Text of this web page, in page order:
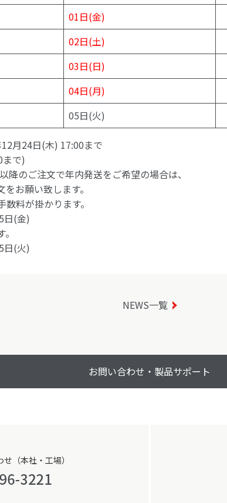
01日(金)
02日(土)
03日(日)
04日(月)
05日(火)
月24日(木) 17:00まで
で)
のご注文で年内発送をご希望の場合は、
お願い致します。
料が掛かります。
日(金)
日(火)
NEWS一覧
お問い合わせ・製品サポート
（本社・工場）